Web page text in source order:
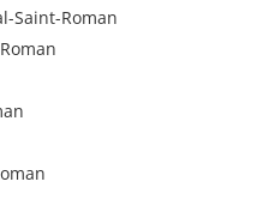
Saint-Roman